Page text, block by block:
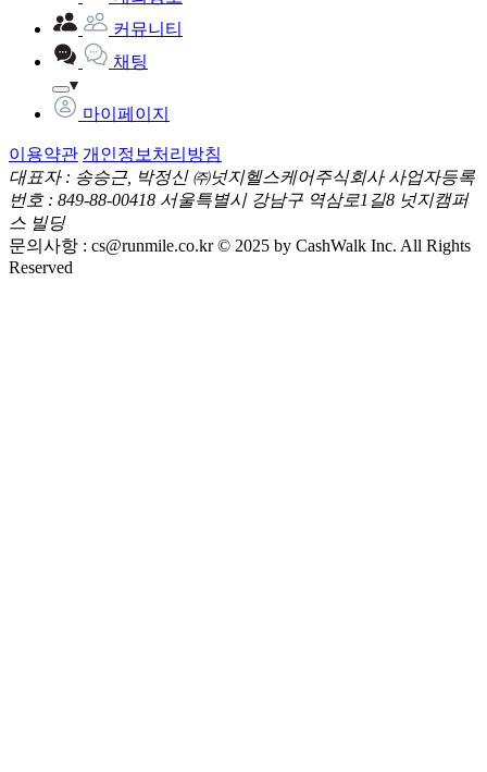
커뮤니티
채팅
마이페이지
이용약관 개인정보처리방침
대표자 : 송승근, 박정신 ㈜넛지헬스케어주식회사 사업자등록
번호 : 849-88-00418 서울특별시 강남구 역삼로1길8 넛지캠퍼
스 빌딩
문의사항 : cs@runmile.co.kr © 2025 by CashWalk Inc. All Rights
Reserved